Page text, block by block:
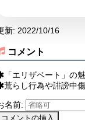
新: 2022/10/16
コメント
「エリザベート」の
荒らし行為や誹謗中
名前: